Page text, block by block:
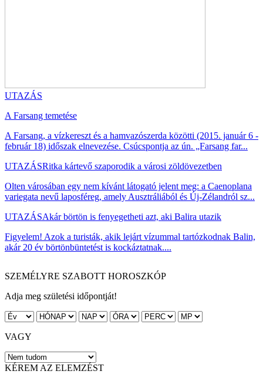
UTAZÁS
A Farsang temetése
A Farsang, a vízkereszt és a hamvazószerda közötti (2015. január 6 -
február 18) időszak elnevezése. Csúcspontja az ún. „Farsang far...
UTAZÁSRitka kártevő szaporodik a városi zöldövezetben
Olten városában egy nem kívánt látogató jelent meg: a Caenoplana
variegata nevű laposféreg, amely Ausztráliából és Új-Zélandról sz...
UTAZÁSAkár börtön is fenyegetheti azt, aki Balira utazik
Figyelem! Azok a turisták, akik lejárt vízummal tartózkodnak Balin,
akár 20 év börtönbüntetést is kockáztatnak....
SZEMÉLYRE SZABOTT HOROSZKÓP
Adja meg születési időpontját!
VAGY
KÉREM AZ ELEMZÉST